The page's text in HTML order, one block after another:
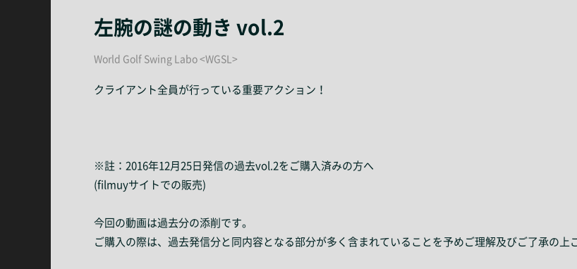
左腕の謎の動き vol.2
World Golf Swing Labo <WGSL>
クライアント全員が行っている重要アクション！
※註：2016年12月25日発信の過去vol.2をご購入済みの方へ
(filmuyサイトでの販売)
今回の動画は過去分の添削です。
ご購入の際は、過去発信分と同内容となる部分が多く含まれていることを予めご理解及びご了承の